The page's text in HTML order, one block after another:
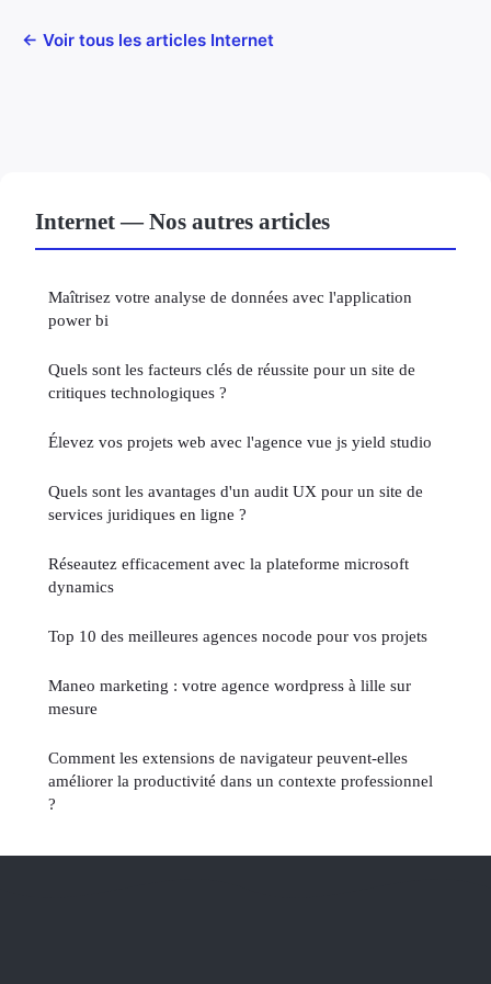
← Voir tous les articles Internet
Internet — Nos autres articles
Maîtrisez votre analyse de données avec l'application
power bi
Quels sont les facteurs clés de réussite pour un site de
critiques technologiques ?
Élevez vos projets web avec l'agence vue js yield studio
Quels sont les avantages d'un audit UX pour un site de
services juridiques en ligne ?
Réseautez efficacement avec la plateforme microsoft
dynamics
Top 10 des meilleures agences nocode pour vos projets
Maneo marketing : votre agence wordpress à lille sur
mesure
Comment les extensions de navigateur peuvent-elles
améliorer la productivité dans un contexte professionnel
?